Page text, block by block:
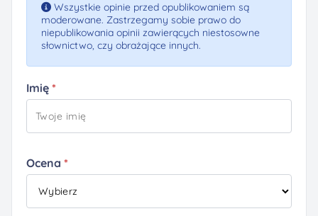
Wszystkie opinie przed opublikowaniem są
moderowane. Zastrzegamy sobie prawo do
niepublikowania opinii zawierących niestosowne
słownictwo, czy obrażające innych.
Imię
Ocena